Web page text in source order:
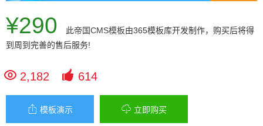
¥290 此帝国CMS模板由365模板库开发制作，购买后将得
到周到完善的售后服务!
 2,182  614
 模板演示  立即购买